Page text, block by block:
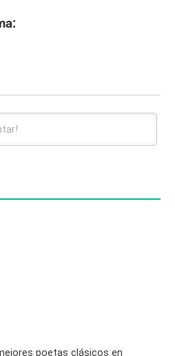
poetas clásicos en